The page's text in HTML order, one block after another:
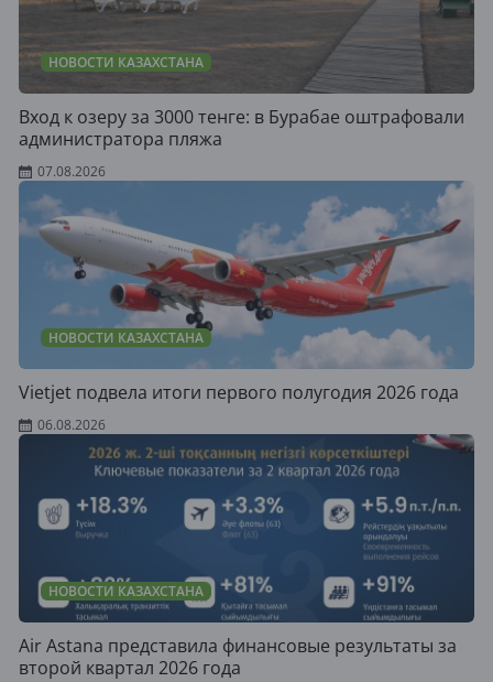
НОВОСТИ КАЗАХСТАНА
Вход к озеру за 3000 тенге: в Бурабае оштрафовали
администратора пляжа
07.08.2026
НОВОСТИ КАЗАХСТАНА
Vietjet подвела итоги первого полугодия 2026 года
06.08.2026
НОВОСТИ КАЗАХСТАНА
Air Astana представила финансовые результаты за
второй квартал 2026 года